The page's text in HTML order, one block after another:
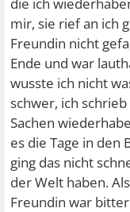
mir, sie rief an ich
Freundin nicht
Ende und war
wusste ich nicht
schwer, ich
Sachen
es die Tage in
ging das nicht
der Welt haben.
Freundin war